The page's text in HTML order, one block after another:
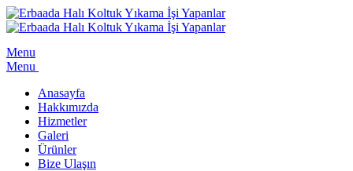
Menu
Menu
Anasayfa
Hakkımızda
Hizmetler
Galeri
Ürünler
Bize Ulaşın